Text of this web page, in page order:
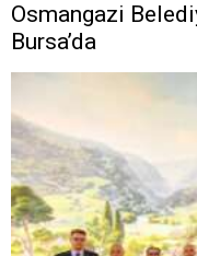
Osmangazi
Bursa’da